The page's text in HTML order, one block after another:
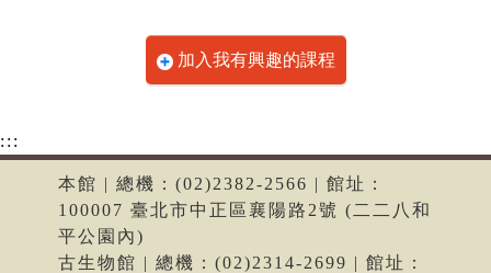
加入我有興趣的課程
:::
本館 | 總機：(02)2382-2566 | 館址：
100007 臺北市中正區襄陽路2號 (二二八和
平公園內)
古生物館 | 總機：(02)2314-2699 | 館址：